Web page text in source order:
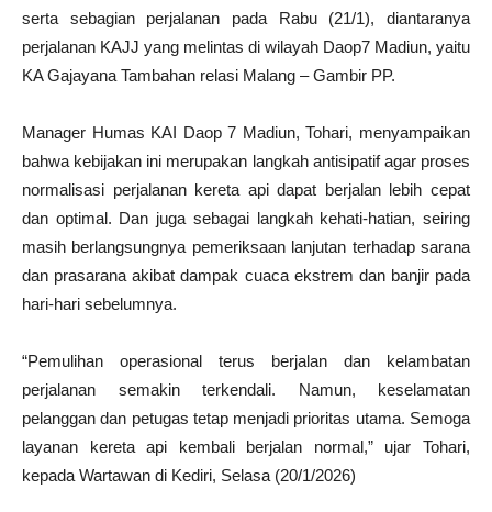
serta sebagian perjalanan pada Rabu (21/1), diantaranya
perjalanan KAJJ yang melintas di wilayah Daop7 Madiun, yaitu
KA Gajayana Tambahan relasi Malang – Gambir PP.
Manager Humas KAI Daop 7 Madiun, Tohari, menyampaikan
bahwa kebijakan ini merupakan langkah antisipatif agar proses
normalisasi perjalanan kereta api dapat berjalan lebih cepat
dan optimal. Dan juga sebagai langkah kehati-hatian, seiring
masih berlangsungnya pemeriksaan lanjutan terhadap sarana
dan prasarana akibat dampak cuaca ekstrem dan banjir pada
hari-hari sebelumnya.
“Pemulihan operasional terus berjalan dan kelambatan
perjalanan semakin terkendali. Namun, keselamatan
pelanggan dan petugas tetap menjadi prioritas utama. Semoga
layanan kereta api kembali berjalan normal,” ujar Tohari,
kepada Wartawan di Kediri, Selasa (20/1/2026)